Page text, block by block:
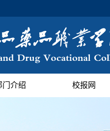
门介绍 校报网